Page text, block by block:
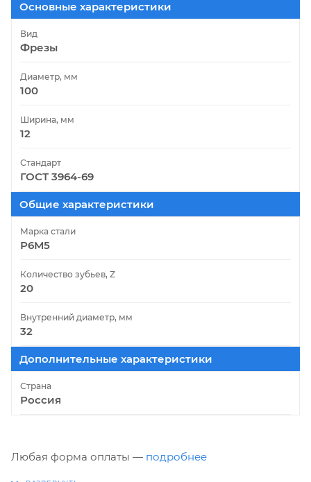
Основные характеристики
Вид
Фрезы
Диаметр, мм
100
Ширина, мм
12
Стандарт
ГОСТ 3964-69
Общие характеристики
Марка стали
Р6М5
Количество зубьев, Z
20
Внутренний диаметр, мм
32
Дополнительные характеристики
Страна
Россия
Любая форма оплаты — подробнее